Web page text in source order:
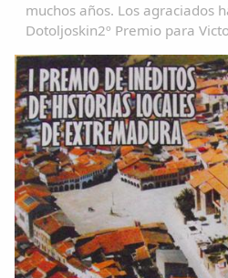
muchos años. Los agraciados
Dotoljoskin2º Premio para Victoriano Martin Martin3º